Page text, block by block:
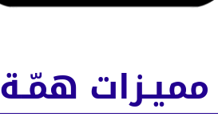
مميـزات همّـة